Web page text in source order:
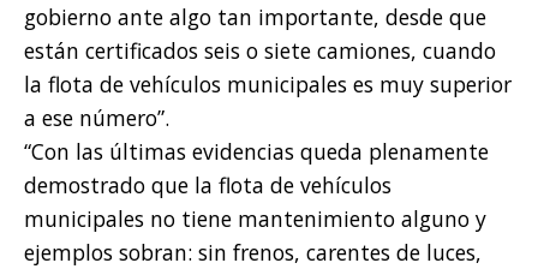
gobierno ante algo tan importante, desde que
están certificados seis o siete camiones, cuando
la flota de vehículos municipales es muy superior
a ese número”.
“Con las últimas evidencias queda plenamente
demostrado que la flota de vehículos
municipales no tiene mantenimiento alguno y
ejemplos sobran: sin frenos, carentes de luces,